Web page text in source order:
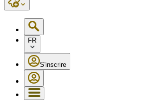
FR
S'inscrire